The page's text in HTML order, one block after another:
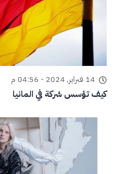
14 فبراير, 2024 - 04:56 م
كيف تؤسس شركة في المانيا